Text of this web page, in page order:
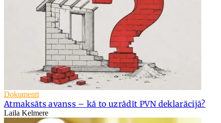
Dokumenti
Atmaksāts avanss – kā to uzrādīt PVN deklarācijā?
Laila Kelmere